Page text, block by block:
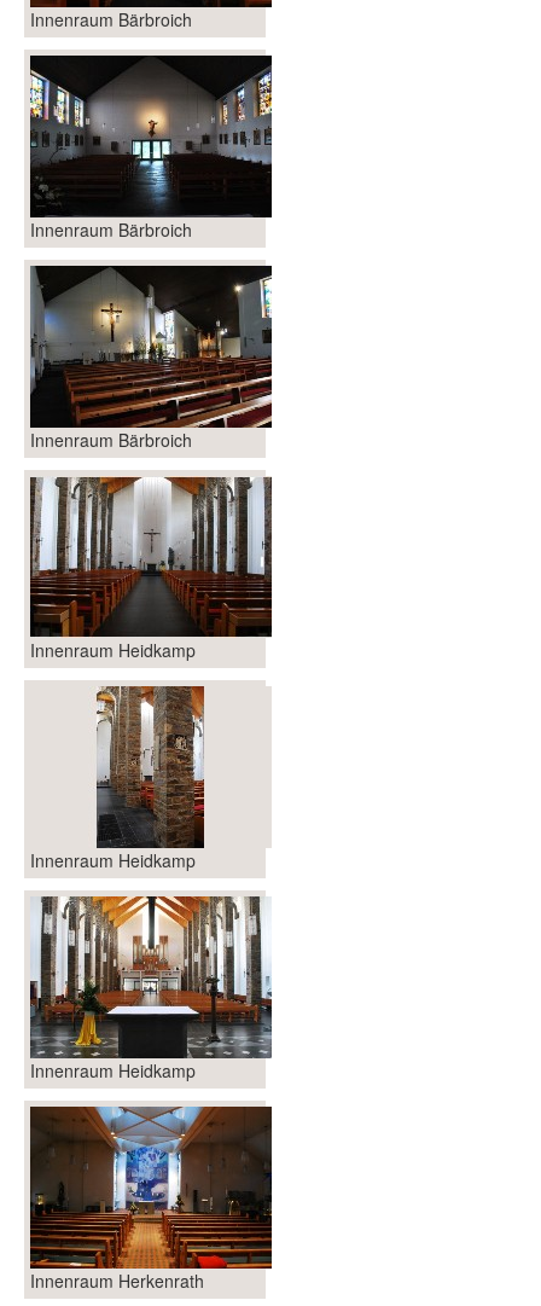
Innenraum Bärbroich
Innenraum Bärbroich
Innenraum Bärbroich
Innenraum Heidkamp
Innenraum Heidkamp
Innenraum Heidkamp
Innenraum Herkenrath